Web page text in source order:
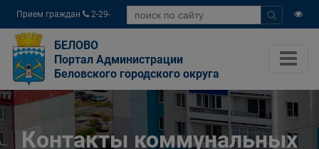
Прием граждан
2-29-
04
БЕЛОВО
Портал Администрации
Беловского городского округа
Контакты коммунальных